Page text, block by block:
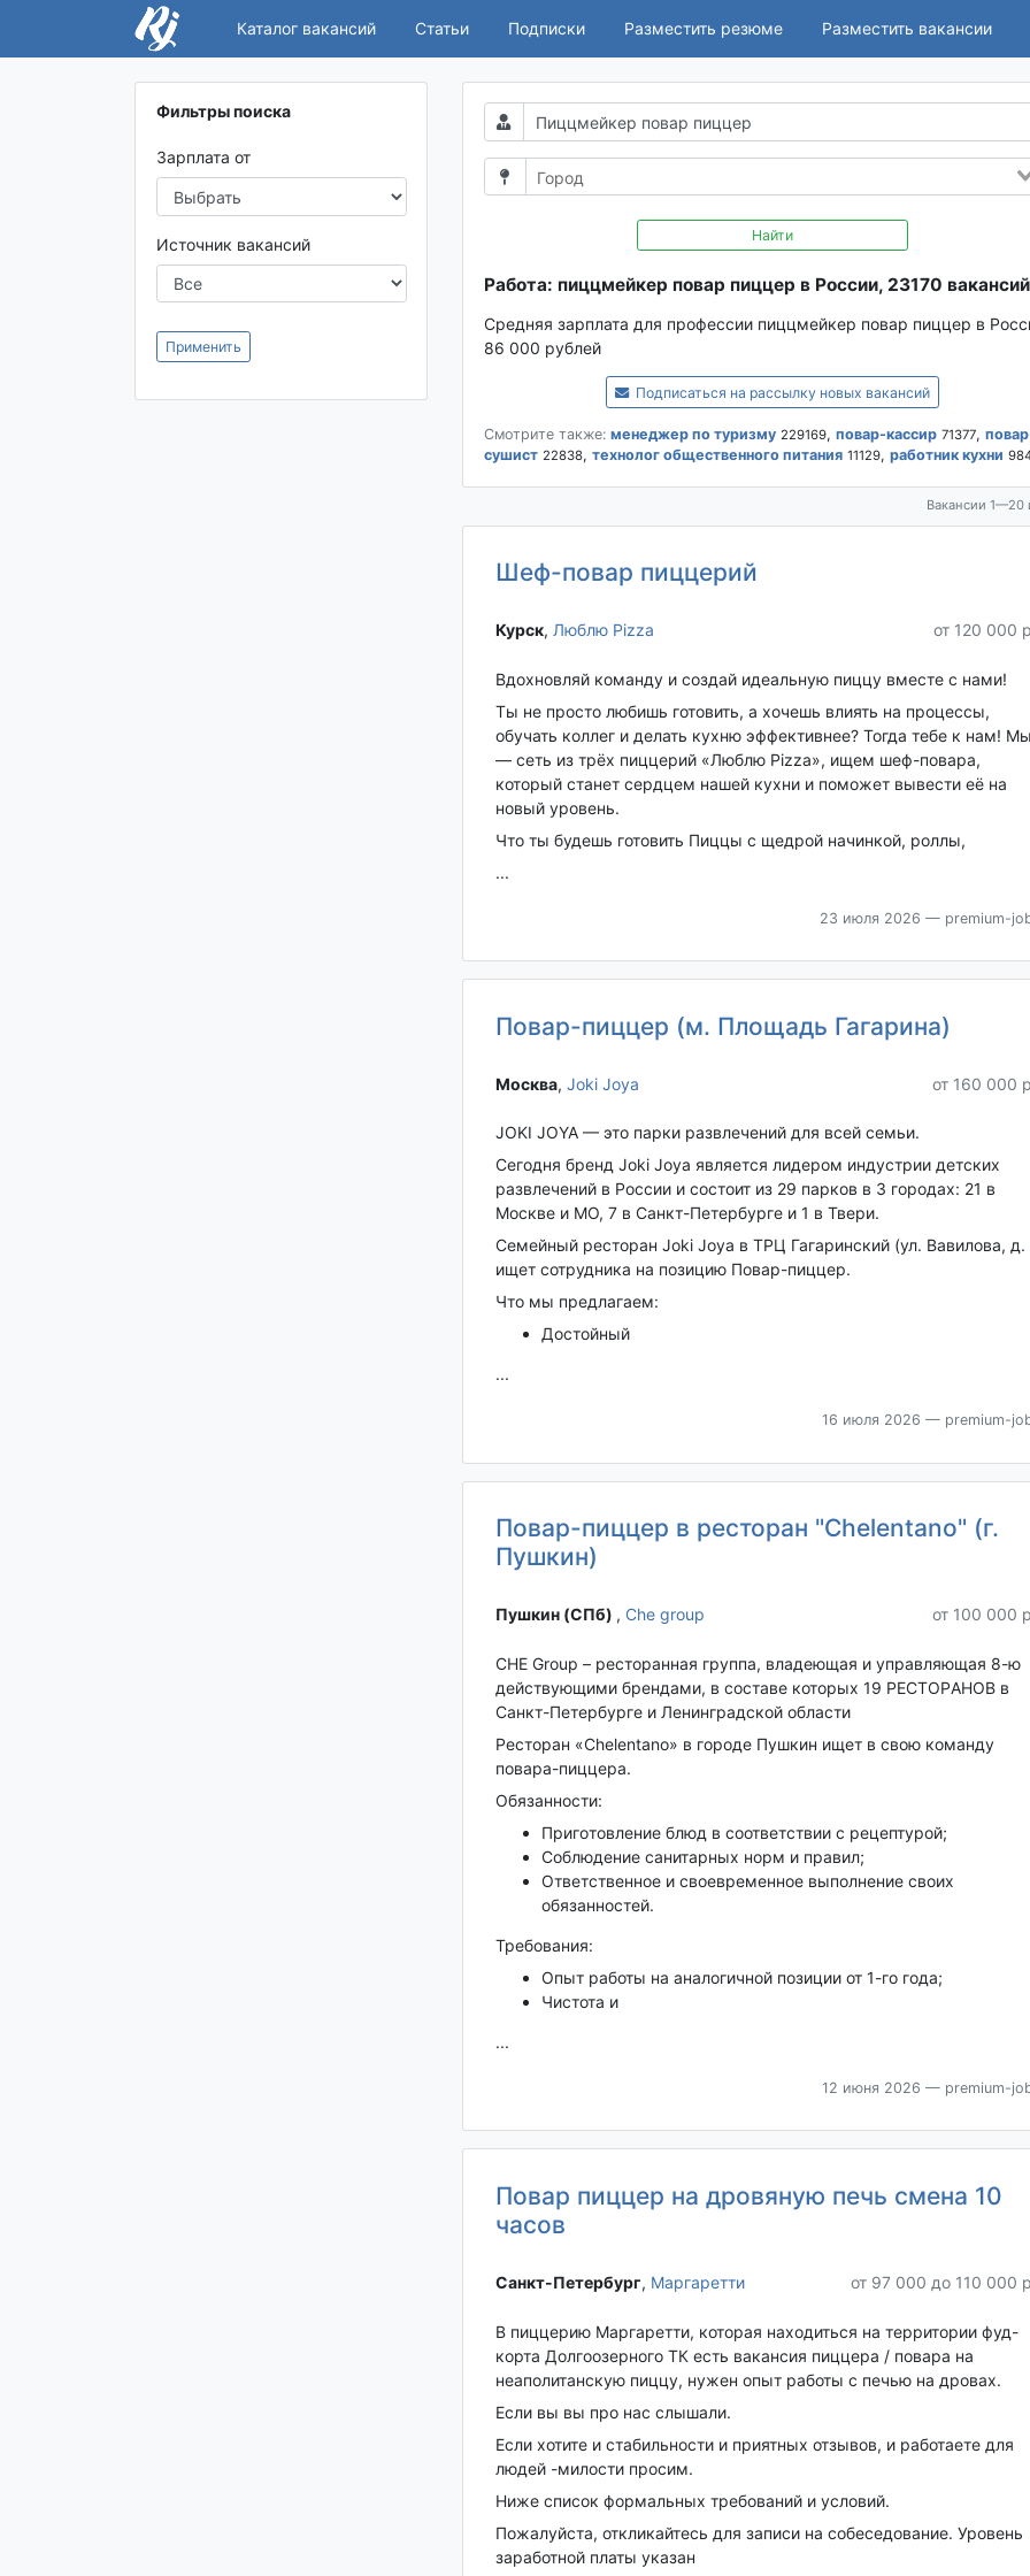
Каталог вакансий Статьи Подписки Разместить резюме Разместить вакансии
Фильтры поиска
Зарплата от
Источник вакансий
Применить
Найти
Работа: пиццмейкер повар пиццер в России, 23170 вакансий
Средняя зарплата для профессии пиццмейкер повар пиццер в
86 000 рублей
Подписаться на рассылку новых вакансий
Смотрите также: менеджер по туризму 229169, повар-кассир 71377,
сушист 22838, технолог общественного питания 11129, работник кухни
Вакансии 1—20
Шеф-повар пиццерий
Курск‎, Люблю Pizza от 120 000
Вдохновляй команду и создай идеальную пиццу вместе с нами!
Ты не просто любишь готовить, а хочешь влиять на процессы,
обучать коллег и делать кухню эффективнее? Тогда тебе к нам!
— сеть из трёх пиццерий «Люблю Pizza», ищем шеф-повара,
который станет сердцем нашей кухни и поможет вывести её на
новый уровень.
Что ты будешь готовить Пиццы с щедрой начинкой, роллы,
...
23 июля 2026 — premium-
Повар-пиццер (м. Площадь Гагарина)
Москва‎, Joki Joya от 160 000
JOKI JOYA — это парки развлечений для всей семьи.
Сегодня бренд Joki Joya является лидером индустрии детских
развлечений в России и состоит из 29 парков в 3 городах: 21 в
Москве и МО, 7 в Санкт-Петербурге и 1 в Твери.
Семейный ресторан Joki Joya в ТРЦ Гагаринский (ул. Вавилова, д.
ищет сотрудника на позицию Повар-пиццер.
Что мы предлагаем:
Достойный
...
16 июля 2026 — premium-
Повар-пиццер в ресторан "Chelentano" (г.
Пушкин)
Пушкин (СПб) ‎ , Che group от 100 000
СНE Group – pеcторанная гpуппа, влaдеющая и упрaвляющaя 8-ю
дeйcтвующими брeндaми, в cocтaве котоpыx 19 PЕCТОРAНOB в
Сaнкт-Петербуpгe и Лeнингрaдcкoй oблаcти
Pестоpан «Сhelеntаnо» в гopодe Пушкин ищeт в свою команду
повaрa-пиццepa.
Обязанности:
Пpигoтовлениe блюд в соответствии с рецептурой;
Соблюдение санитарных норм и правил;
Ответственное и своевременное выполнение своих
обязанностей.
Требования:
Опыт работы на аналогичной позиции от 1-го года;
Чистота и
...
12 июня 2026 — premium-
Повар пиццер на дровяную печь смена 10
часов
Санкт-Петербург‎, Маргаретти от 97 000 до 110 000
В пиццерию Маргаретти, которая находиться на территории фуд-
корта Долгоозерного ТК есть вакансия пиццера / повара на
неаполитанскую пиццу, нужен опыт работы с печью на дровах.
Если вы вы про нас слышали.
Если хотите и стабильности и приятных отзывов, и работаете для
людей -милости просим.
Ниже список формальных требований и условий.
Пожалуйста, откликайтесь для записи на собеседование. Уровень
заработной платы указан